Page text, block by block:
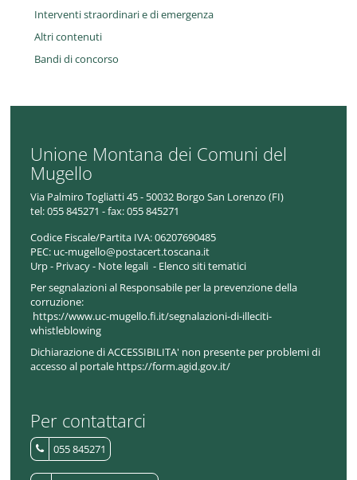
Interventi straordinari e di emergenza
Altri contenuti
Bandi di concorso
Unione Montana dei Comuni del
Mugello
Via Palmiro Togliatti 45 - 50032 Borgo San Lorenzo (FI)
tel:055 845271 - fax: 055 845271
Codice Fiscale/Partita IVA:06207690485
PEC: uc-mugello@postacert.toscana.it
Urp- Privacy- Note legali - Elenco siti tematici
Per segnalazioni al Responsabile per la prevenzione della
corruzione:
https://www.uc-mugello.fi.it/segnalazioni-di-illeciti-
whistleblowing
Dichiarazione di ACCESSIBILITA' non presente per problemi di
accesso al portale https://form.agid.gov.it/
Per contattarci
055 845271